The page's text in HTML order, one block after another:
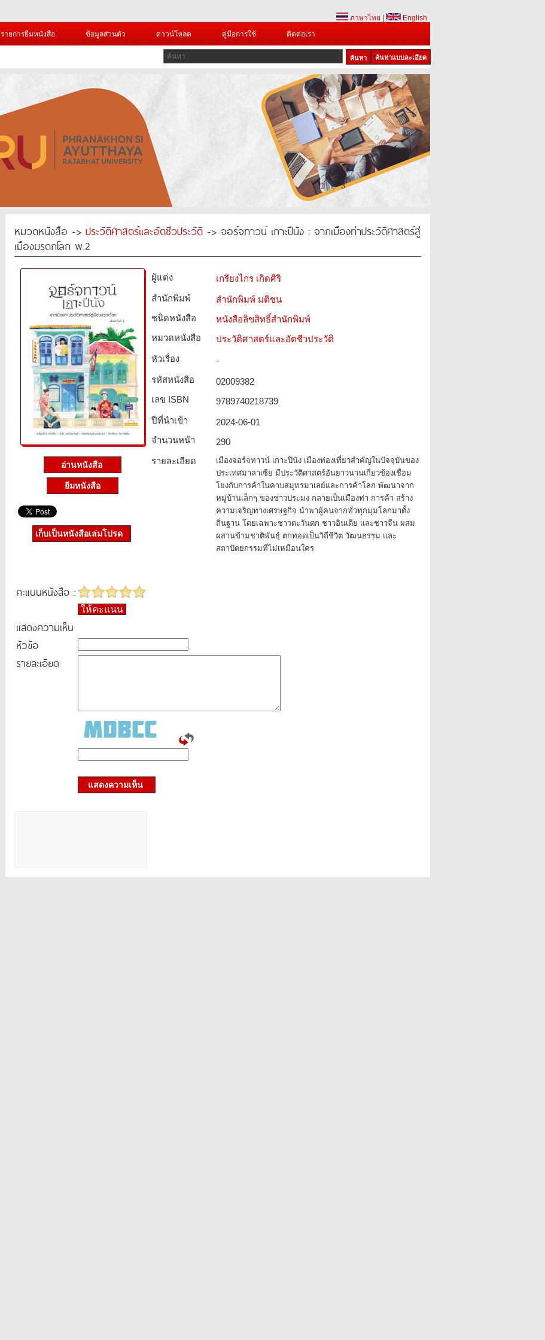
ภาษาไทย
English
รายการยืมหนังสือ ข้อมูลส่วนตัว ดาวน์โหลด คู่มือการใช้ ติดต่อเรา
ค้นหาแบบละเอียด
1 2 3
หมวดหนังสือ -> ประวัติศาสตร์และอัตชีวประวัติ -> จอร์จทาวน์ เกาะปีนัง : จากเมืองท่าประวัติศาสตร์สู่
เมืองมรดกโลก พ.2
อ่านหนังสือ
ยืมหนังสือ
ผู้แต่ง
เกรียงไกร เกิดศิริ
สำนักพิมพ์
สำนักพิมพ์ มติชน
ชนิดหนังสือ­
หนังสือลิขสิทธิ์สำนักพิมพ์
หมวดหนังสือ­
ประวัติศาสตร์และอัตชีวประวัติ
หัวเรื่อง
-
รหัสหนังสือ­
02009382
เลข ISBN
9789740218739
ปีที่นำเข้า
2024-06-01
จำนวนหน้า
290
รายละเอียด
เมืองจอร์จทาวน์ เกาะปีนัง เมืองท่องเที่ยวสำคัญในปัจจุบันของ
ประเทศมาลาเซีย มีประวัติศาสตร์อันยาวนานเกี่ยวข้องเชื่อม
โยงกับการค้าในคาบสมุทรมาเลย์และการค้าโลก พัฒนาจาก
หมู่บ้านเล็กๆ ของชาวประมง กลายเป็นเมืองท่า การค้า สร้าง
ความเจริญทางเศรษฐกิจ นำพาผู้คนจากทั่วทุกมุมโลกมาตั้ง
ถิ่นฐาน โดยเฉพาะชาวตะวันตก ชาวอินเดีย และชาวจีน ผสม
ผสานข้ามชาติพันธุ์ ตกทอดเป็นวิถีชีวิต วัฒนธรรม และ
สถาปัตยกรรมที่ไม่เหมือนใคร
เก็บเป็นหนังสือเล่มโปรด
คะแนนหนังสือ :
ให้คะแนน
แสดงความเห็น
หัวข้อ
รายละเอียด
แสดงความเห็น